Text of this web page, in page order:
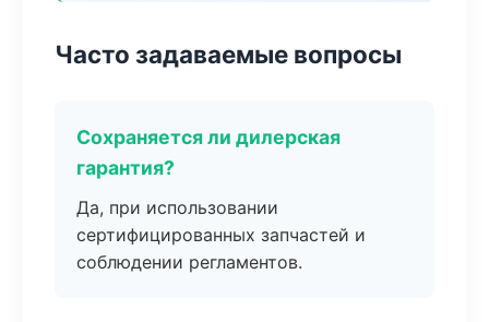
Часто задаваемые вопросы
Сохраняется ли дилерская
гарантия?
Да, при использовании
сертифицированных запчастей и
соблюдении регламентов.